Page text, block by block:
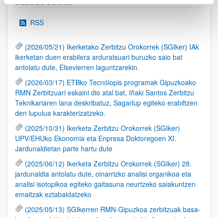
RSS
(2026/05/21) Ikerketako Zerbitzu Orokorrek (SGIker) IAk
ikerketan duen erabilera arduratsuari buruzko saio bat
antolatu dute, Elsevierren laguntzarekin.
(2026/03/17) ETBko Tecnólopis programak Gipuzkoako
RMN Zerbitzuari eskaini dio atal bat, Iñaki Santos Zerbitzu
Teknikariaren lana deskribatuz, Sagarlup egiteko erabiltzen
den lupulua karakterizatzeko.
(2025/10/31) Ikerketa Zerbitzu Orokorrek (SGIker)
UPV/EHUko Ekonomia eta Enpresa Doktoregoen XI.
Jardunaldietan parte hartu dute
(2025/06/12) Ikerketa Zerbitzu Orokorrek (SGIker) 28.
jardunaldia antolatu dute, oinarrizko analisi organikoa eta
analisi isotopikoa egiteko gaitasuna neurtzeko saiakuntzen
emaitzak eztabaidatzeko
(2025/05/13) SGIkerren RMN-Gipuzkoa zerbitzuak basa-